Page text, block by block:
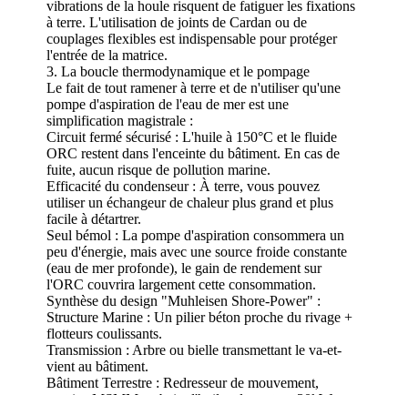
vibrations de la houle risquent de fatiguer les fixations
à terre. L'utilisation de joints de Cardan ou de
couplages flexibles est indispensable pour protéger
l'entrée de la matrice.
3. La boucle thermodynamique et le pompage
Le fait de tout ramener à terre et de n'utiliser qu'une
pompe d'aspiration de l'eau de mer est une
simplification magistrale :
Circuit fermé sécurisé : L'huile à 150°C et le fluide
ORC restent dans l'enceinte du bâtiment. En cas de
fuite, aucun risque de pollution marine.
Efficacité du condenseur : À terre, vous pouvez
utiliser un échangeur de chaleur plus grand et plus
facile à détartrer.
Seul bémol : La pompe d'aspiration consommera un
peu d'énergie, mais avec une source froide constante
(eau de mer profonde), le gain de rendement sur
l'ORC couvrira largement cette consommation.
Synthèse du design "Muhleisen Shore-Power" :
Structure Marine : Un pilier béton proche du rivage +
flotteurs coulissants.
Transmission : Arbre ou bielle transmettant le va-et-
vient au bâtiment.
Bâtiment Terrestre : Redresseur de mouvement,